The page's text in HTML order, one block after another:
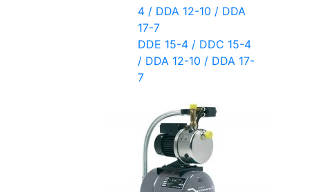
DDE 15-4 / DDC 15-4
/ DDA 12-10 / DDA 17-
7